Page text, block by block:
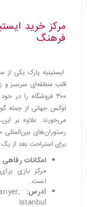
مرکز خرید
فرهنگ
ایستینیه پارک یکی از
قلب منطقه‌ای سرسبز و
۳۰۰ فروشگاه را
لوکس جهانی از جمله
می‌خورند. علاوه بر
رستوران‌های
برای استراحت بعد از
امکانات رفاهی
مرکز بازی
است.
آدرس:
Istanbul